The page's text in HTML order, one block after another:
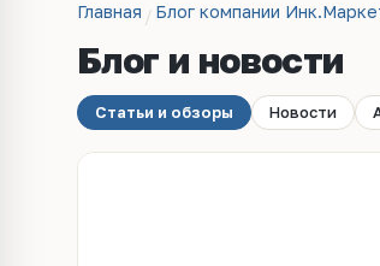
Главная Блог компании
Блог и новости
Статьи и обзоры Новости